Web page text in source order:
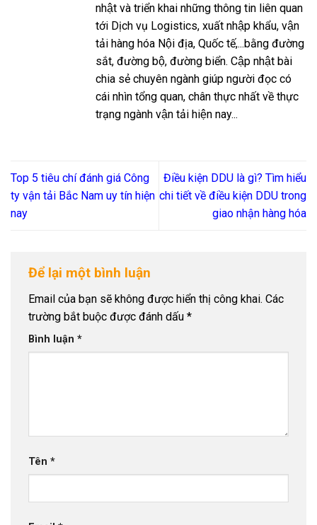
nhật và triển khai những thông tin liên quan
tới Dịch vụ Logistics, xuất nhập khẩu, vận
tải hàng hóa Nội địa, Quốc tế,...bằng đường
sắt, đường bộ, đường biển. Cập nhật bài
chia sẻ chuyên ngành giúp người đọc có
cái nhìn tổng quan, chân thực nhất về thực
trạng ngành vận tải hiện nay...
Top 5 tiêu chí đánh giá Công
ty vận tải Bắc Nam uy tín hiện
nay
Điều kiện DDU là gì? Tìm hiểu
chi tiết về điều kiện DDU trong
giao nhận hàng hóa
Để lại một bình luận
Email của bạn sẽ không được hiển thị công khai. Các
trường bắt buộc được đánh dấu *
Bình luận *
Tên *